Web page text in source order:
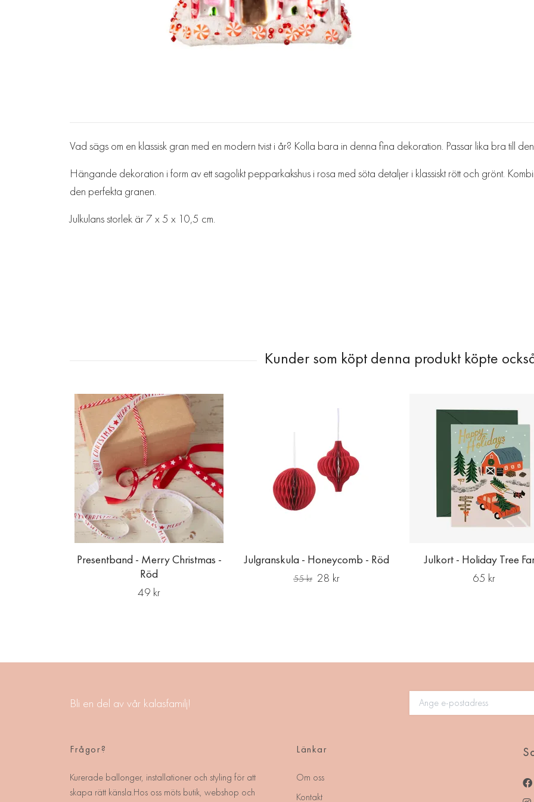
Vad sägs om en klassisk gran med en modern tvist i år? Kolla bara in denna fina dekoration. Passar lika bra till
Hängande dekoration i form av ett sagolikt pepparkakshus i rosa med söta detaljer i klassiskt rött och grönt.
den perfekta granen.
Julkulans storlek är 7 x 5 x 10,5 cm.
Presentband - Merry Christmas -
Röd
49 kr
Julgranskula - Honeycomb - Röd
55 kr 28 kr
Julkort - Holiday Tree
65 kr
Bli en del av vår kalasfamilj!
Frågor?
Kurerade ballonger, installationer och styling för att
skapa rätt känsla.Hos oss möts butik, webshop och
Länkar
Om oss
Kontakt